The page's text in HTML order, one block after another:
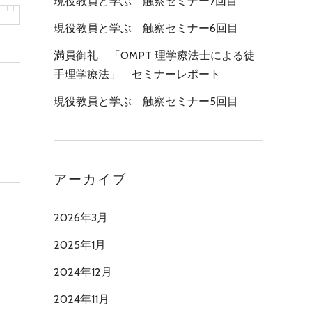
現役教員と学ぶ 触察セミナー6回目
満員御礼 「OMPT 理学療法士による徒
手理学療法」 セミナーレポート
現役教員と学ぶ 触察セミナー5回目
アーカイブ
2026年3月
2025年1月
2024年12月
2024年11月